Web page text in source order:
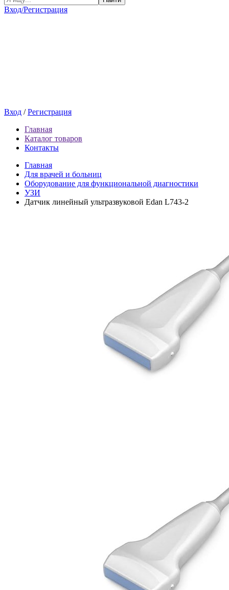
Вход/Регистрация
Вход /Регистрация
Главная
Каталог товаров
Контакты
Главная
Для врачей и больниц
Оборудование для функциональной диагностики
УЗИ
Датчик линейный ультразвуковой Edan L743‐2